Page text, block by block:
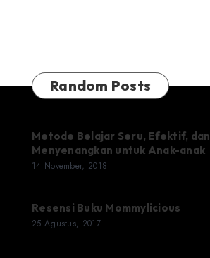
Random Posts
Metode Belajar Seru, Efektif, dan
Menyenangkan untuk Anak-anak
14 November, 2018
Resensi Buku Mommylicious
25 Agustus, 2017